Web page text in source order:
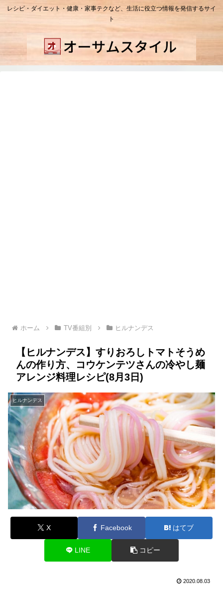
レシピ・ダイエット・健康・家事テクなど、生活に役立つ情報を発信するサイ
ト
ホーム TV番組別 ヒルナンデス
【ヒルナンデス】すりおろしトマトそうめ
んの作り方、コウケンテツさんの冷やし麺
アレンジ料理レシピ(8月3日)
ヒルナンデス
X Facebook はてブ
LINE コピー
2020.08.03